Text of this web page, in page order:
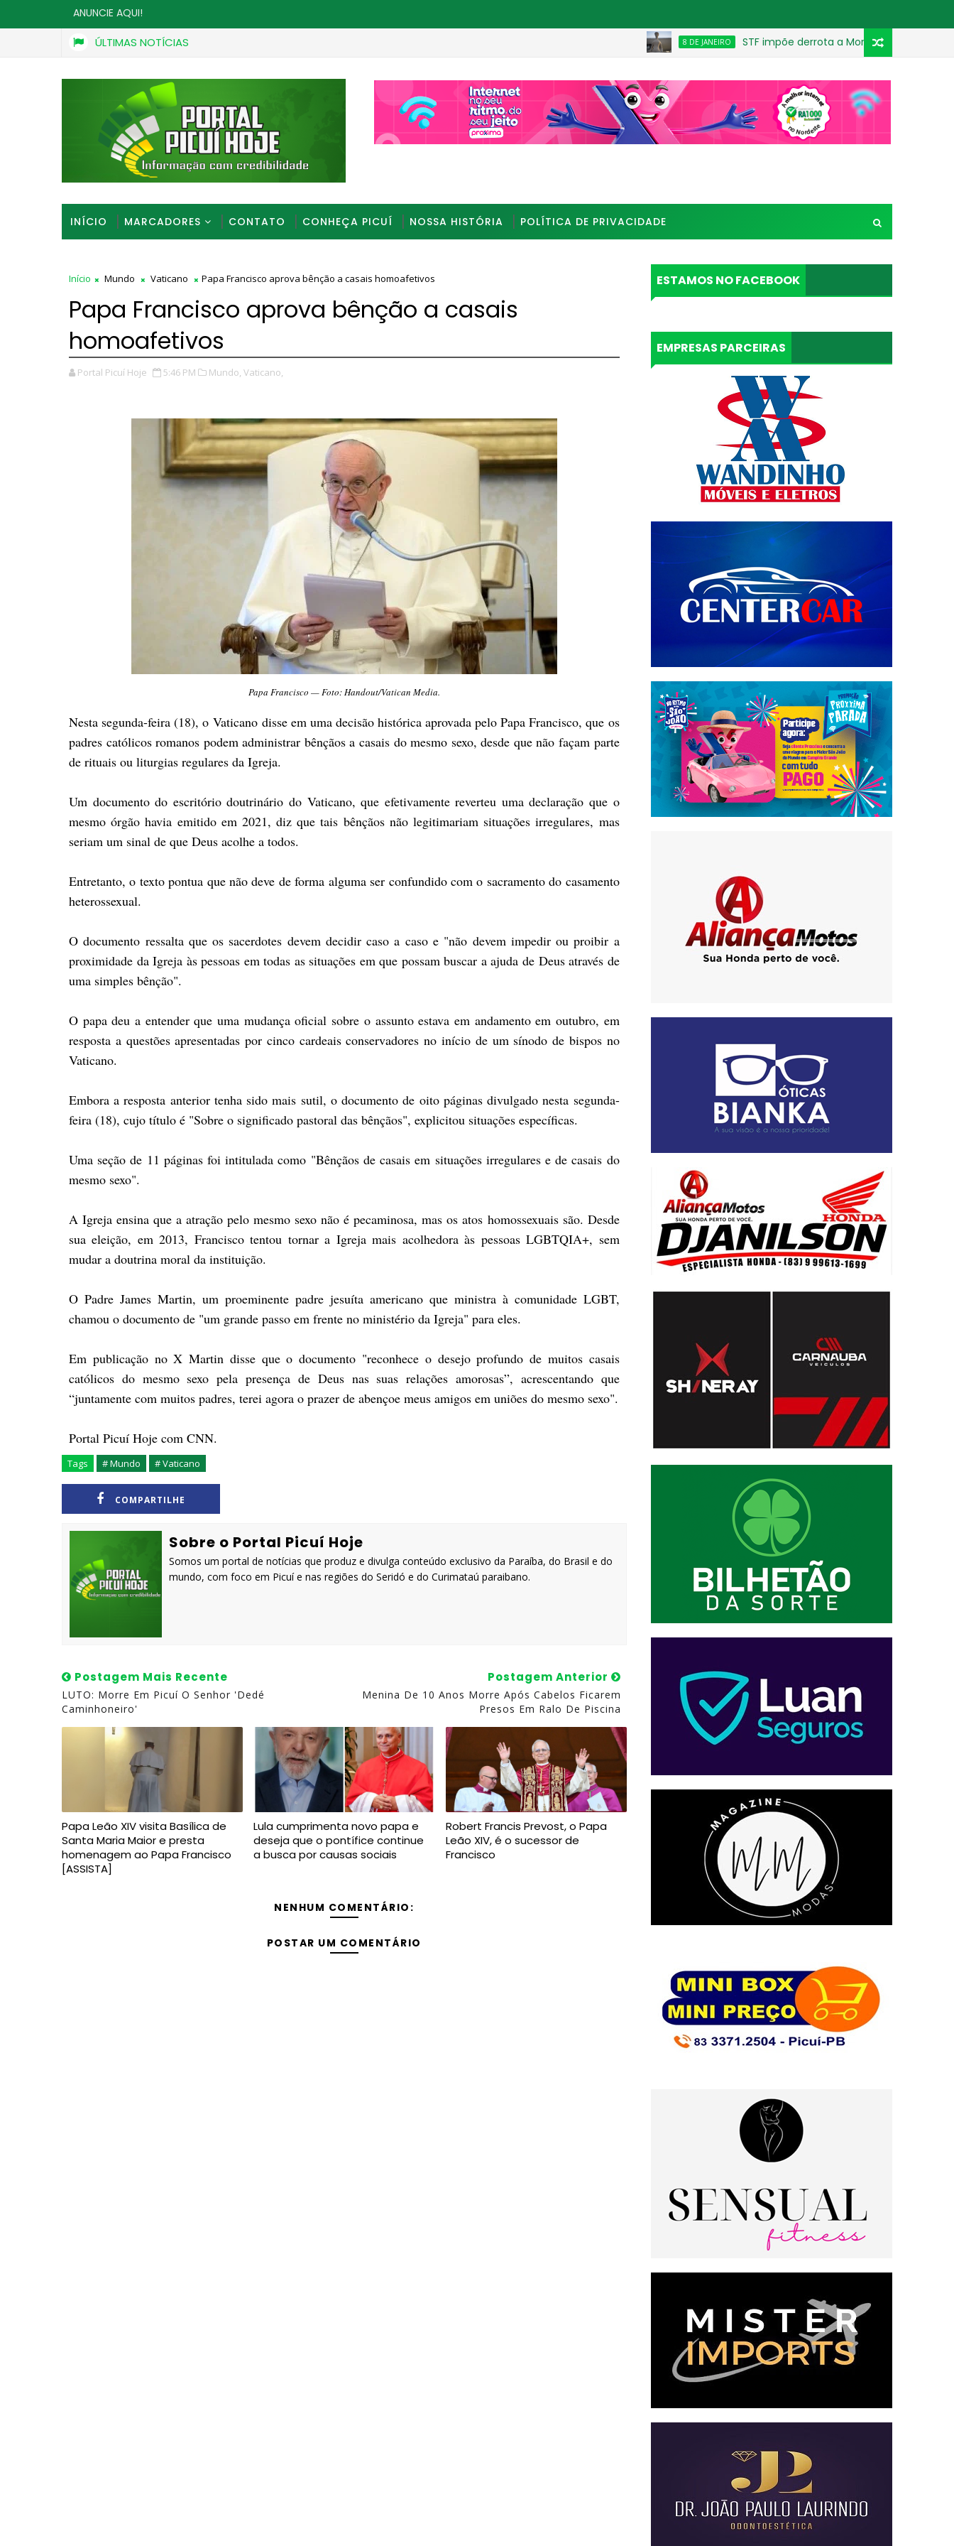
ANUNCIE AQUI!
ÚLTIMAS NOTÍCIAS 8 DE JANEIRO STF impõe derrota a Moraes e amplia redução
INÍCIO MARCADORES CONTATO CONHEÇA PICUÍ NOSSA HISTÓRIA POLÍTICA DE PRIVACIDADE
Início Mundo Vaticano Papa Francisco aprova bênção a casais homoafetivos
Papa Francisco aprova bênção a casais
homoafetivos
Portal Picuí Hoje 5:46 PM Mundo, Vaticano,
Papa Francisco — Foto: Handout/Vatican Media.
Nesta segunda-feira (18), o Vaticano disse em uma decisão histórica aprovada pelo Papa Francisco, que os
padres católicos romanos podem administrar bênçãos a casais do mesmo sexo, desde que não façam parte
de rituais ou liturgias regulares da Igreja.
Um documento do escritório doutrinário do Vaticano, que efetivamente reverteu uma declaração que o
mesmo órgão havia emitido em 2021, diz que tais bênçãos não legitimariam situações irregulares, mas
seriam um sinal de que Deus acolhe a todos.
Entretanto, o texto pontua que não deve de forma alguma ser confundido com o sacramento do casamento
heterossexual.
O documento ressalta que os sacerdotes devem decidir caso a caso e "não devem impedir ou proibir a
proximidade da Igreja às pessoas em todas as situações em que possam buscar a ajuda de Deus através de
uma simples bênção".
O papa deu a entender que uma mudança oficial sobre o assunto estava em andamento em outubro, em
resposta a questões apresentadas por cinco cardeais conservadores no início de um sínodo de bispos no
Vaticano.
Embora a resposta anterior tenha sido mais sutil, o documento de oito páginas divulgado nesta segunda-
feira (18), cujo título é "Sobre o significado pastoral das bênçãos", explicitou situações específicas.
Uma seção de 11 páginas foi intitulada como "Bênçãos de casais em situações irregulares e de casais do
mesmo sexo".
A Igreja ensina que a atração pelo mesmo sexo não é pecaminosa, mas os atos homossexuais são. Desde
sua eleição, em 2013, Francisco tentou tornar a Igreja mais acolhedora às pessoas LGBTQIA+, sem
mudar a doutrina moral da instituição.
O Padre James Martin, um proeminente padre jesuíta americano que ministra à comunidade LGBT,
chamou o documento de "um grande passo em frente no ministério da Igreja" para eles.
Em publicação no X Martin disse que o documento "reconhece o desejo profundo de muitos casais
católicos do mesmo sexo pela presença de Deus nas suas relações amorosas”, acrescentando que
“juntamente com muitos padres, terei agora o prazer de abençoe meus amigos em uniões do mesmo sexo".
Portal Picuí Hoje com CNN.
Tags # Mundo # Vaticano
COMPARTILHE
Sobre o Portal Picuí Hoje
Somos um portal de notícias que produz e divulga conteúdo exclusivo da Paraíba, do Brasil e do
mundo, com foco em Picuí e nas regiões do Seridó e do Curimataú paraibano.
Postagem Mais Recente
LUTO: Morre Em Picuí O Senhor 'Dedé
Caminhoneiro'
Postagem Anterior
Menina De 10 Anos Morre Após Cabelos Ficarem
Presos Em Ralo De Piscina
Papa Leão XIV visita Basílica de
Santa Maria Maior e presta
homenagem ao Papa Francisco
[ASSISTA]
Lula cumprimenta novo papa e
deseja que o pontífice continue
a busca por causas sociais
Robert Francis Prevost, o Papa
Leão XIV, é o sucessor de
Francisco
NENHUM COMENTÁRIO:
POSTAR UM COMENTÁRIO
ESTAMOS NO FACEBOOK
EMPRESAS PARCEIRAS